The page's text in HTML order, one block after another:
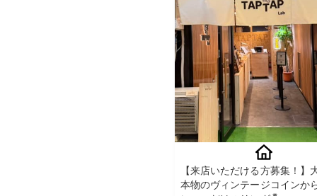
【来店いただける方募集！】
本物のヴィンテージコインか